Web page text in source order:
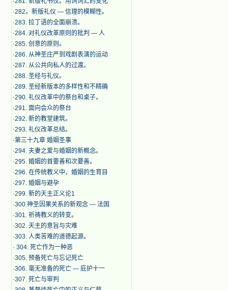
·282。新版礼仪 — 信理的模糊性。
·283. 拉丁语的全面崩溃。
·284. 对礼仪改革原则的批判 — 人
·285. 创意的原则。
·286. 从神圣庄严到戏剧表演的运动
·287. 从公共向私人的过渡。
·288. 圣经与礼仪。
·289. 圣经新版本的多样性和不精确
·290. 礼仪改革中的祭台和桌子。
·291. 面向会众的祭台
·292. 新的教堂建筑。
·293. 礼仪改革总结。
·第三十九章 婚姻圣事
·294. 夫妻之爱与婚姻的新概念。
·295. 婚姻的首要善和次要善。
·296. 在传统教义中，婚姻的生育目
·297. 婚姻与避孕
·299. 新的天主正义论1
·300.神圣因果关系的新观念 — 法国
·301. 祈祷教义的转变。
·302. 天主的意旨与灾难
·303. 人类苦难的道德起源。
· 304. 死亡作为一种恶
·305. 预备死亡与忘记死亡
·306. 毫无准备的死亡 — 庇护十一
·307. 死亡与审判